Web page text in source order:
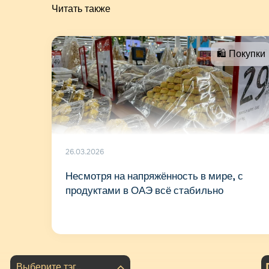
Читать также
🛍 Покупки
26.03.2026
Несмотря на напряжённость в мире, с
продуктами в ОАЭ всё стабильно